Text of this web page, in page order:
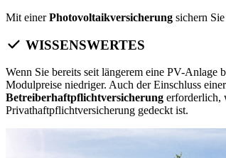
Mit einerPhotovoltaikversicherung sichern
WISSENSWERTES
Wenn Sie bereits seit längerem eine PV-Anlage
Modulpreise niedriger. Auch der Einschluss einer
Betreiberhaftpflichtversicherung erforderlich,
Privathaftpflichtversicherung gedeckt ist.